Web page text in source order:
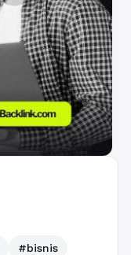
#bisnis